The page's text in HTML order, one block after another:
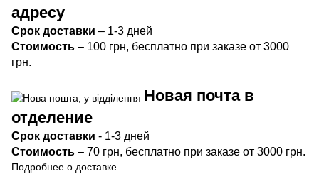
адресу
Срок доставки – 1-3 дней
Стоимость – 100 грн, бесплатно при заказе от 3000
грн.
Новая почта в
отделение
Срок доставки - 1-3 дней
Стоимость – 70 грн, бесплатно при заказе от 3000 грн.
Подробнее о доставке